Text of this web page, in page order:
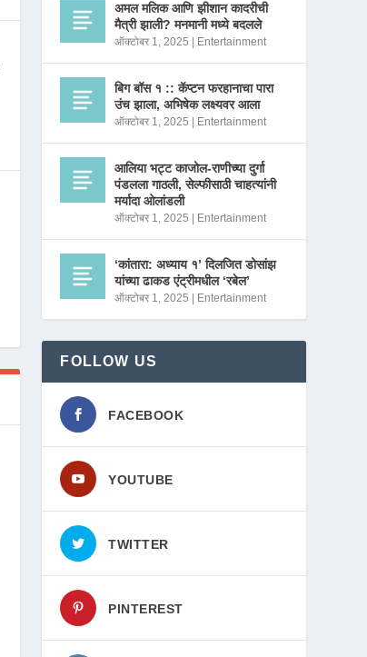
अमल मलिक आणि झीशान कादरीची
मैत्री झाली? मनमानी मध्ये बदलले
ऑक्टोबर 1, 2025 Entertainment
बिग बॉस १ :: कॅप्टन फरहानाचा पारा
उंच झाला, अभिषेक लक्ष्यवर आला
ऑक्टोबर 1, 2025 Entertainment
आलिया भट्ट काजोल-राणीच्या दुर्गा
पंडलला गाठली, सेल्फीसाठी चाहत्यांनी
मर्यादा ओलांडली
ऑक्टोबर 1, 2025 Entertainment
‘कांतारा: अध्याय १’ दिलजित डोसांझ
यांच्या ढाकड एंट्रीमधील ‘रबेल’
ऑक्टोबर 1, 2025 Entertainment
FOLLOW US
FACEBOOK
YOUTUBE
TWITTER
PINTEREST